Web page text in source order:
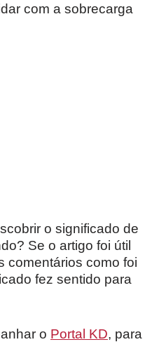
com a sobrecarga
o significado de
Se o artigo foi útil
comentários como foi
fez sentido para
o Portal KD, para